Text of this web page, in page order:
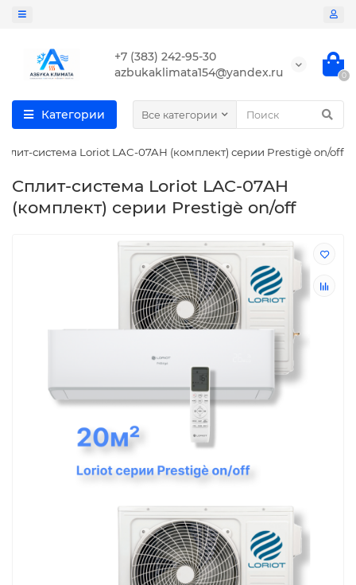
+7 (383) 242-95-30
azbukaklimata154@yandex.ru
0
Категории Все категории
система Loriot LAC-07AH (комплект) серии Prestigè on/off
Cплит-система Loriot LAC-07AH
(комплект) серии Prestigè on/off